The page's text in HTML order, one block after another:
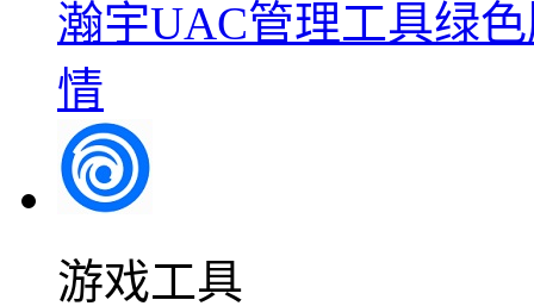
瀚宇UAC管理工具绿
情
游戏工具